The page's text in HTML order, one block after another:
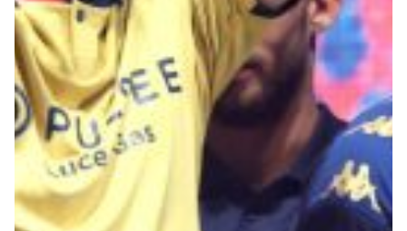
Robe di Kappa x Genoa
Vintage Collection
Red&Blue Voices
Kids